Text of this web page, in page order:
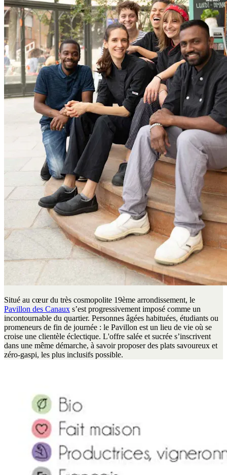
Situé au cœur du très cosmopolite 19ème arrondissement, le
Pavillon des Canaux s’est progressivement imposé comme un
incontournable du quartier. Personnes âgées habituées, étudiants ou
promeneurs de fin de journée : le Pavillon est un lieu de vie où se
croise une clientèle éclectique. L'offre salée et sucrée s’inscrivent
dans une même démarche, à savoir proposer des plats savoureux et
zéro-gaspi, les plus inclusifs possible.